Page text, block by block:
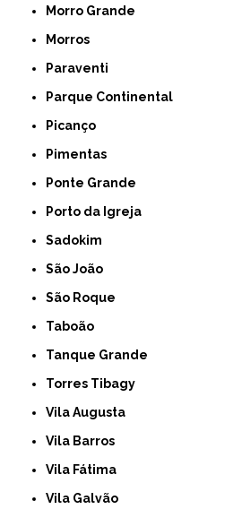
Morro Grande
Morros
Paraventi
Parque Continental
Picanço
Pimentas
Ponte Grande
Porto da Igreja
Sadokim
São João
São Roque
Taboão
Tanque Grande
Torres Tibagy
Vila Augusta
Vila Barros
Vila Fátima
Vila Galvão